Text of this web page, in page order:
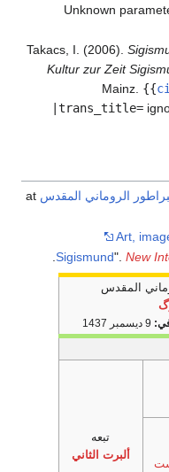
Unknown
Takacs, I. (2006).
Kultur zur Zeit
Mainz. {{
|trans_title=
الروماني المقدس at
Art,
Sigismund". New
المقدس
تبعه
ألبرت الثاني